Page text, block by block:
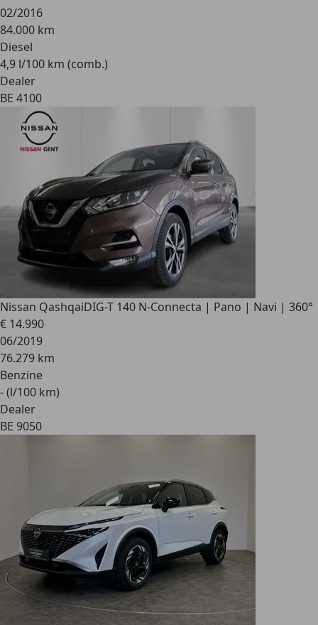
02/2016
84.000 km
Diesel
4,9 l/100 km (comb.)
Dealer
BE 4100
Nissan QashqaiDIG-T 140 N-Connecta | Pano | Navi | 360°
€ 14.990
06/2019
76.279 km
Benzine
- (l/100 km)
Dealer
BE 9050